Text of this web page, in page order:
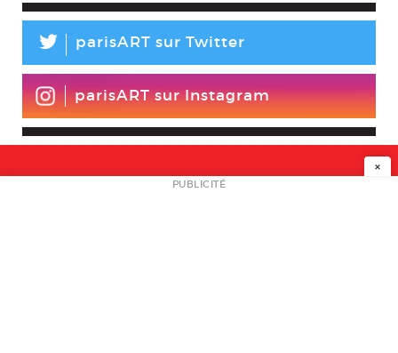
L parisART sur Twitter
parisART sur Instagram
NEWSLETTER
×
PUBLICITÉ